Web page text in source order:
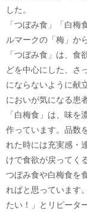
した。
「つぼみ食」「白
ルマークの「梅」か
「つぼみ食」は、
どを中心にした、さ
にならないように献
においが気になる患
「白梅食」は、味
作っています。品数
れた時には充実感・
けで食欲が戻ってく
つぼみ食や白梅食を
ればと思っています
たい！」とリピータ